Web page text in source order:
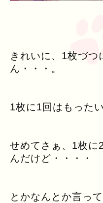
きれいに、1枚づつ
ん・・・。
1枚に1回はもった
せめてさぁ、1枚に
んだけど・・・・
とかなんとか言っ